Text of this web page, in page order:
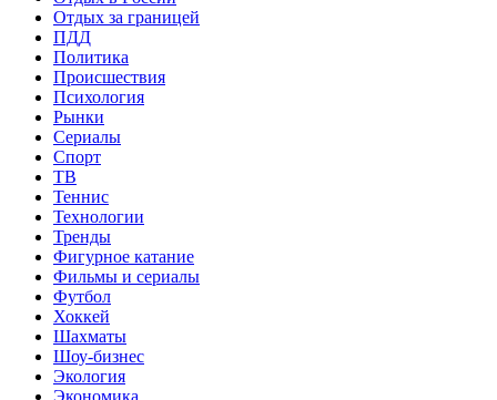
Отдых за границей
ПДД
Политика
Происшествия
Психология
Рынки
Сериалы
Спорт
ТВ
Теннис
Технологии
Тренды
Фигурное катание
Фильмы и сериалы
Футбол
Хоккей
Шахматы
Шоу-бизнес
Экология
Экономика